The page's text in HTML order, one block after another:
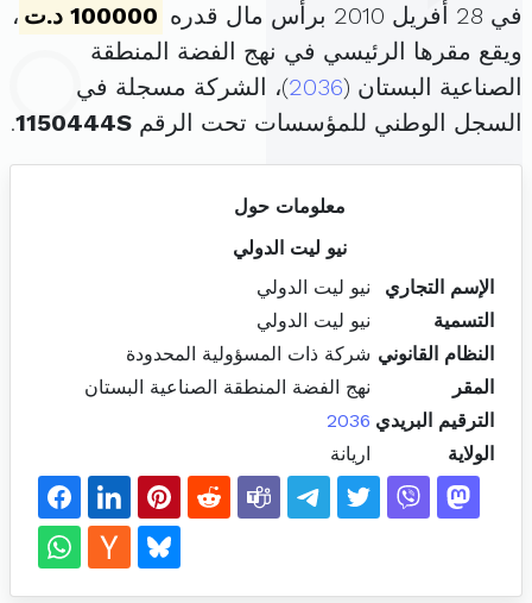
في 28 أفريل 2010 برأس مال قدره
100000 د.ت
،
ويقع مقرها الرئيسي في نهج الفضة المنطقة
الصناعية البستان (2036)، الشركة مسجلة في
السجل الوطني للمؤسسات تحت الرقم 1150444S
.
معلومات حول
نيو ليت الدولي
الإسم التجاري
نيو ليت الدولي
التسمية
نيو ليت الدولي
النظام القانوني شركة ذات المسؤولية المحدودة
المقر
نهج الفضة المنطقة الصناعية البستان
الترقيم البريدي 2036
الولاية
اريانة